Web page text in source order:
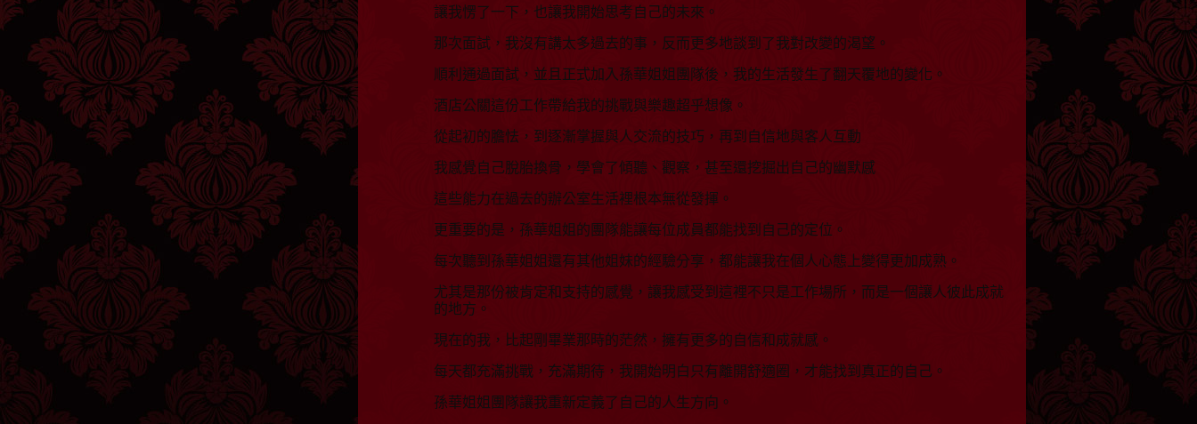
讓我愣了一下，也讓我開始思考自己的未來。
那次面試，我沒有講太多過去的事，反而更多地談到了我對改變的渴望。
順利通過面試，並且正式加入孫華姐姐團隊後，我的生活發生了翻天覆地的變化。
酒店公關這份工作帶給我的挑戰與樂趣超乎想像。
從起初的膽怯，到逐漸掌握與人交流的技巧，再到自信地與客人互動
我感覺自己脫胎換骨，學會了傾聽、觀察，甚至還挖掘出自己的幽默感
這些能力在過去的辦公室生活裡根本無從發揮。
更重要的是，孫華姐姐的團隊能讓每位成員都能找到自己的定位。
每次聽到孫華姐姐還有其他姐妹的經驗分享，都能讓我在個人心態上變得更加成熟。
尤其是那份被肯定和支持的感覺，讓我感受到這裡不只是工作場所，而是一個讓人彼此成就
的地方。
現在的我，比起剛畢業那時的茫然，擁有更多的自信和成就感。
每天都充滿挑戰，充滿期待，我開始明白只有離開舒適圈，才能找到真正的自己。
孫華姐姐團隊讓我重新定義了自己的人生方向。